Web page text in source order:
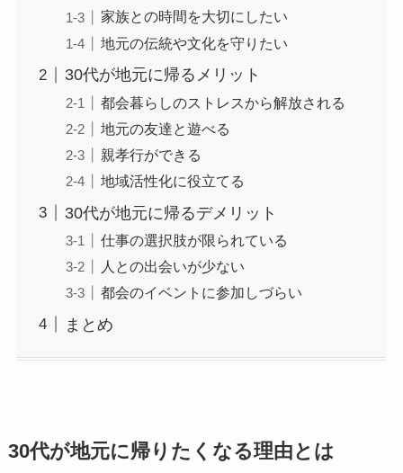
家族との時間を大切にしたい
地元の伝統や文化を守りたい
30代が地元に帰るメリット
都会暮らしのストレスから解放される
地元の友達と遊べる
親孝行ができる
地域活性化に役立てる
30代が地元に帰るデメリット
仕事の選択肢が限られている
人との出会いが少ない
都会のイベントに参加しづらい
まとめ
30代が地元に帰りたくなる理由とは